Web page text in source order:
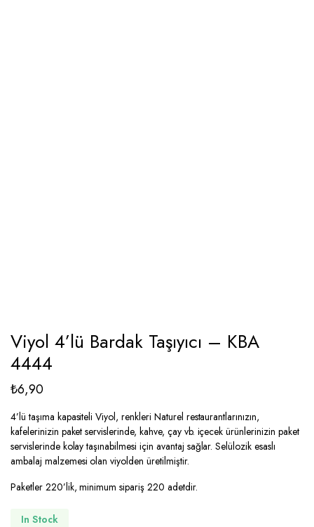
Viyol 4’lü Bardak Taşıyıcı – KBA
4444
₺6,90
4’lü taşıma kapasiteli Viyol, renkleri Naturel restaurantlarınızın,
kafelerinizin paket servislerinde, kahve, çay vb. içecek ürünlerinizin paket
servislerinde kolay taşınabilmesi için avantaj sağlar. Selülozik esaslı
ambalaj malzemesi olan viyolden üretilmiştir.
Paketler 220’lik, minimum sipariş 220 adetdir.
In Stock